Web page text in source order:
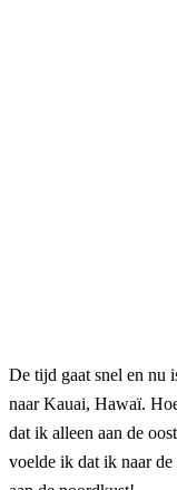
De tijd gaat snel en nu
naar Kauai, Hawaï.
dat ik alleen aan de
voelde ik dat ik naar